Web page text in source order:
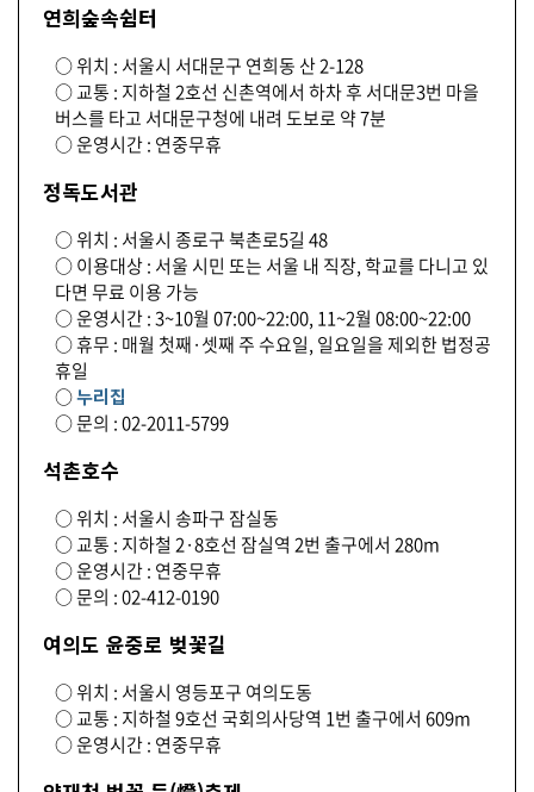
연희숲속쉼터
○ 위치 : 서울시 서대문구 연희동 산 2-128
○ 교통 : 지하철 2호선 신촌역에서 하차 후 서대문3번 마을
버스를 타고 서대문구청에 내려 도보로 약 7분
○ 운영시간 : 연중무휴
정독도서관
○ 위치 : 서울시 종로구 북촌로5길 48
○ 이용대상 : 서울 시민 또는 서울 내 직장, 학교를 다니고 있
다면 무료 이용 가능
○ 운영시간 : 3~10월 07:00~22:00, 11~2월 08:00~22:00
○ 휴무 : 매월 첫째·셋째 주 수요일, 일요일을 제외한 법정공
휴일
○누리집
○ 문의 : 02-2011-5799
석촌호수
○ 위치 : 서울시 송파구 잠실동
○ 교통 : 지하철 2·8호선 잠실역 2번 출구에서 280m
○ 운영시간 : 연중무휴
○ 문의 : 02-412-0190
여의도 윤중로 벚꽃길
○ 위치 : 서울시 영등포구 여의도동
○ 교통 : 지하철 9호선 국회의사당역 1번 출구에서 609m
○ 운영시간 : 연중무휴